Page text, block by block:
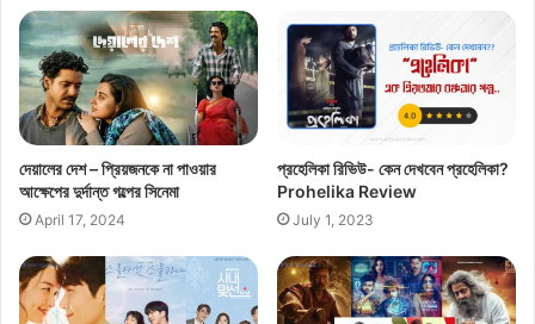
দেয়ালের দেশ – প্রিয়জনকে না পাওয়ার
আক্ষেপের দুর্দান্ত গল্পের সিনেমা
April 17, 2024
প্রহেলিকা রিভিউ- কেন দেখবেন প্রহেলিকা?
Prohelika Review
July 1, 2023